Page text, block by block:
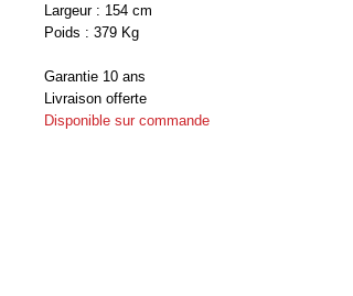
Largeur : 154 cm
Poids : 379 Kg
Garantie 10 ans
Livraison offerte
Disponible sur commande